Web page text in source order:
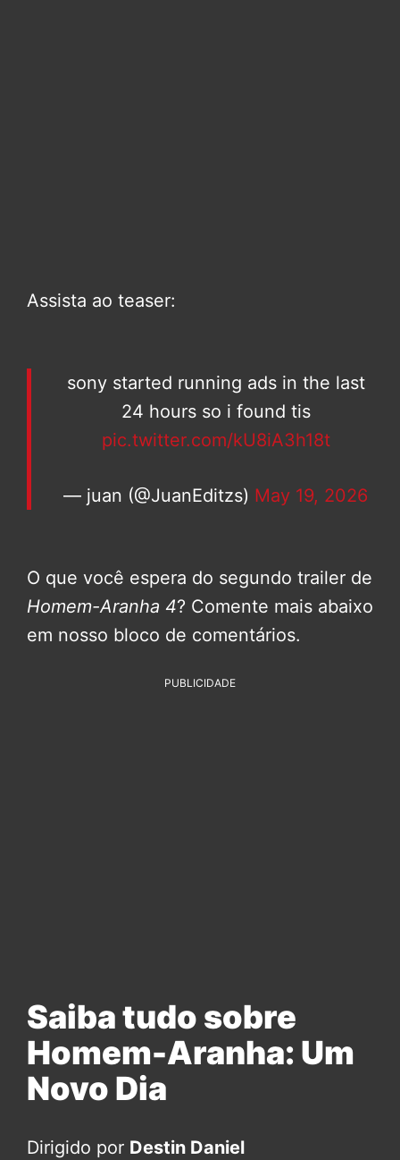
Assista ao teaser:
sony started running ads in the last
24 hours so i found tis
pic.twitter.com/kU8iA3h18t
— juan (@JuanEditzs) May 19, 2026
O que você espera do segundo trailer de
Homem-Aranha 4? Comente mais abaixo
em nosso bloco de comentários.
PUBLICIDADE
Saiba tudo sobre
Homem-Aranha: Um
Novo Dia
Dirigido por Destin Daniel